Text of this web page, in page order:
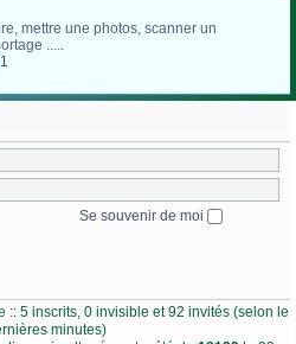
mettre une photos, scanner un
.....
Se souvenir de moi
:: 5 inscrits, 0 invisible et 92 invités (selon le
minutes)